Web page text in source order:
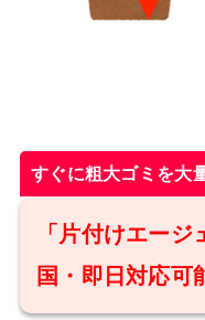
すぐに粗大ゴミを大
「片付けエー
国・即日対応可